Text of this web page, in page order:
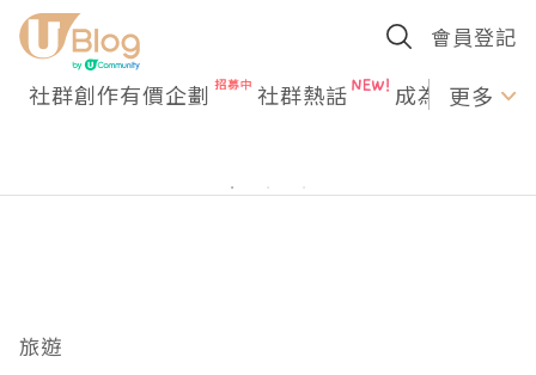
會員登記
社群創作有價企劃 社群熱話 成為U更多
旅遊